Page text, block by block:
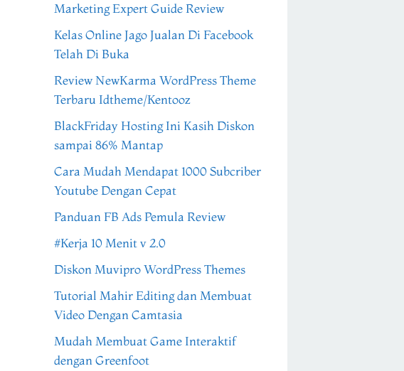
Marketing Expert Guide Review
Kelas Online Jago Jualan Di Facebook
Telah Di Buka
Review NewKarma WordPress Theme
Terbaru Idtheme/Kentooz
BlackFriday Hosting Ini Kasih Diskon
sampai 86% Mantap
Cara Mudah Mendapat 1000 Subcriber
Youtube Dengan Cepat
Panduan FB Ads Pemula Review
#Kerja 10 Menit v 2.0
Diskon Muvipro WordPress Themes
Tutorial Mahir Editing dan Membuat
Video Dengan Camtasia
Mudah Membuat Game Interaktif
dengan Greenfoot